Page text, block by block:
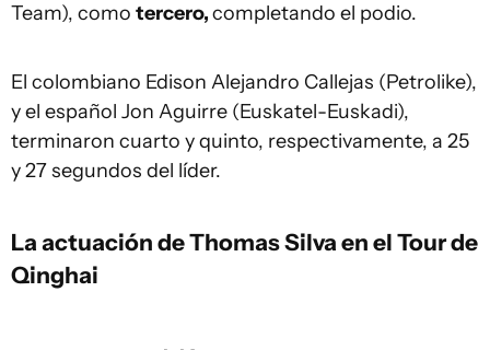
Team), como tercero,completando el podio.
El colombiano Edison Alejandro Callejas (Petrolike),
y el español Jon Aguirre (Euskatel-Euskadi),
terminaron cuarto y quinto, respectivamente, a 25
y 27 segundos del líder.
La actuación de Thomas Silva en el Tour de
Qinghai